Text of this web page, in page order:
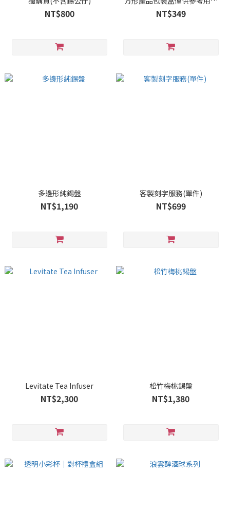
NT$800
實際包裝盒會視您購買的產品
而有所不同。）
NT$349
多邊形純錫盤
NT$1,190
客製刻字服務(單件)
NT$699
Levitate Tea Infuser
NT$2,300
松竹梅桃錫盤
NT$1,380